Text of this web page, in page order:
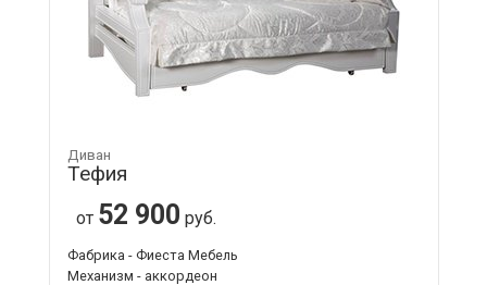
Диван
Тефия
от 52 900 руб.
Фабрика - Фиеста Мебель
Механизм - аккордеон